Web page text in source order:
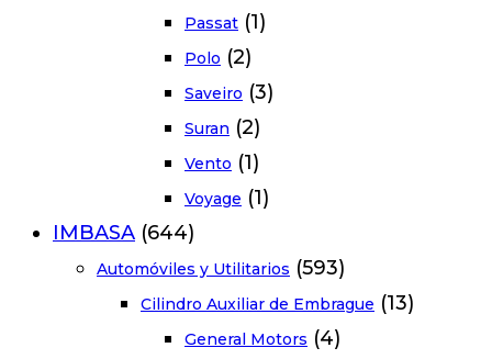
Passat (1)
Polo (2)
Saveiro (3)
Suran (2)
Vento (1)
Voyage (1)
IMBASA (644)
Automóviles y Utilitarios (593)
Cilindro Auxiliar de Embrague (13)
General Motors (4)